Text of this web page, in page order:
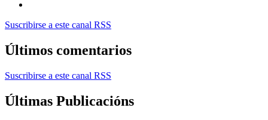
Suscribirse a este canal RSS
Últimos comentarios
Suscribirse a este canal RSS
Últimas Publicacións